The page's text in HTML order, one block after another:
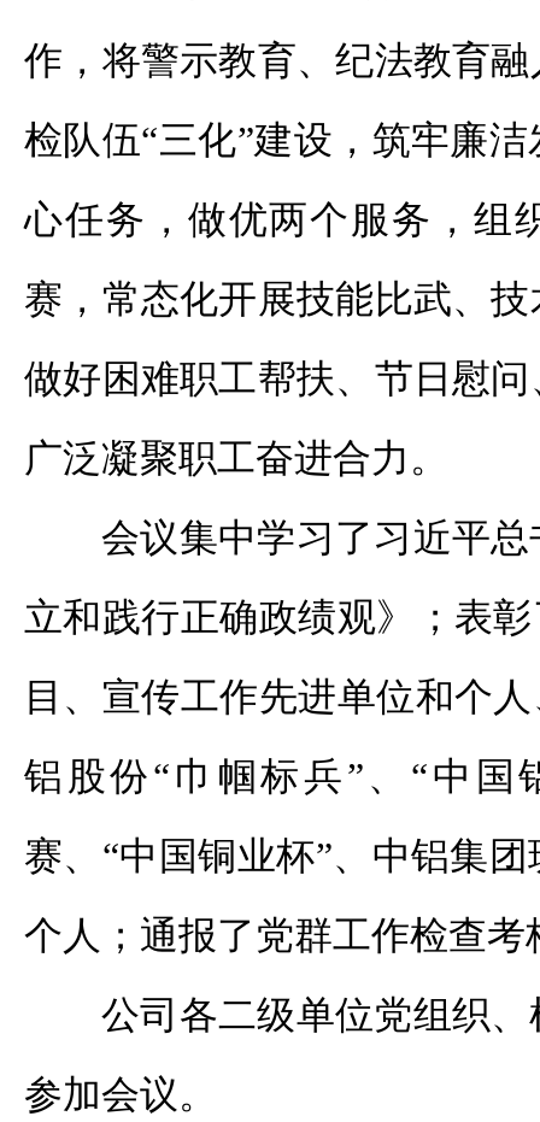
作，将警示教育、纪法教育
检队伍“三化”建设，筑牢廉
心任务，做优两个服务，组
赛，常态化开展技能比武、
做好困难职工帮扶、节日慰
广泛凝聚职工奋进合力。
会议集中学习了习近平
立和践行正确政绩观》；表
目、宣传工作先进单位和个
铝股份“巾帼标兵”、“中国
赛、“中国铜业杯”、中铝集
个人；通报了党群工作检查考
公司各二级单位党组织
参加会议。